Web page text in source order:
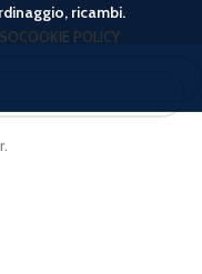
ricambi.
COOKIE POLICY